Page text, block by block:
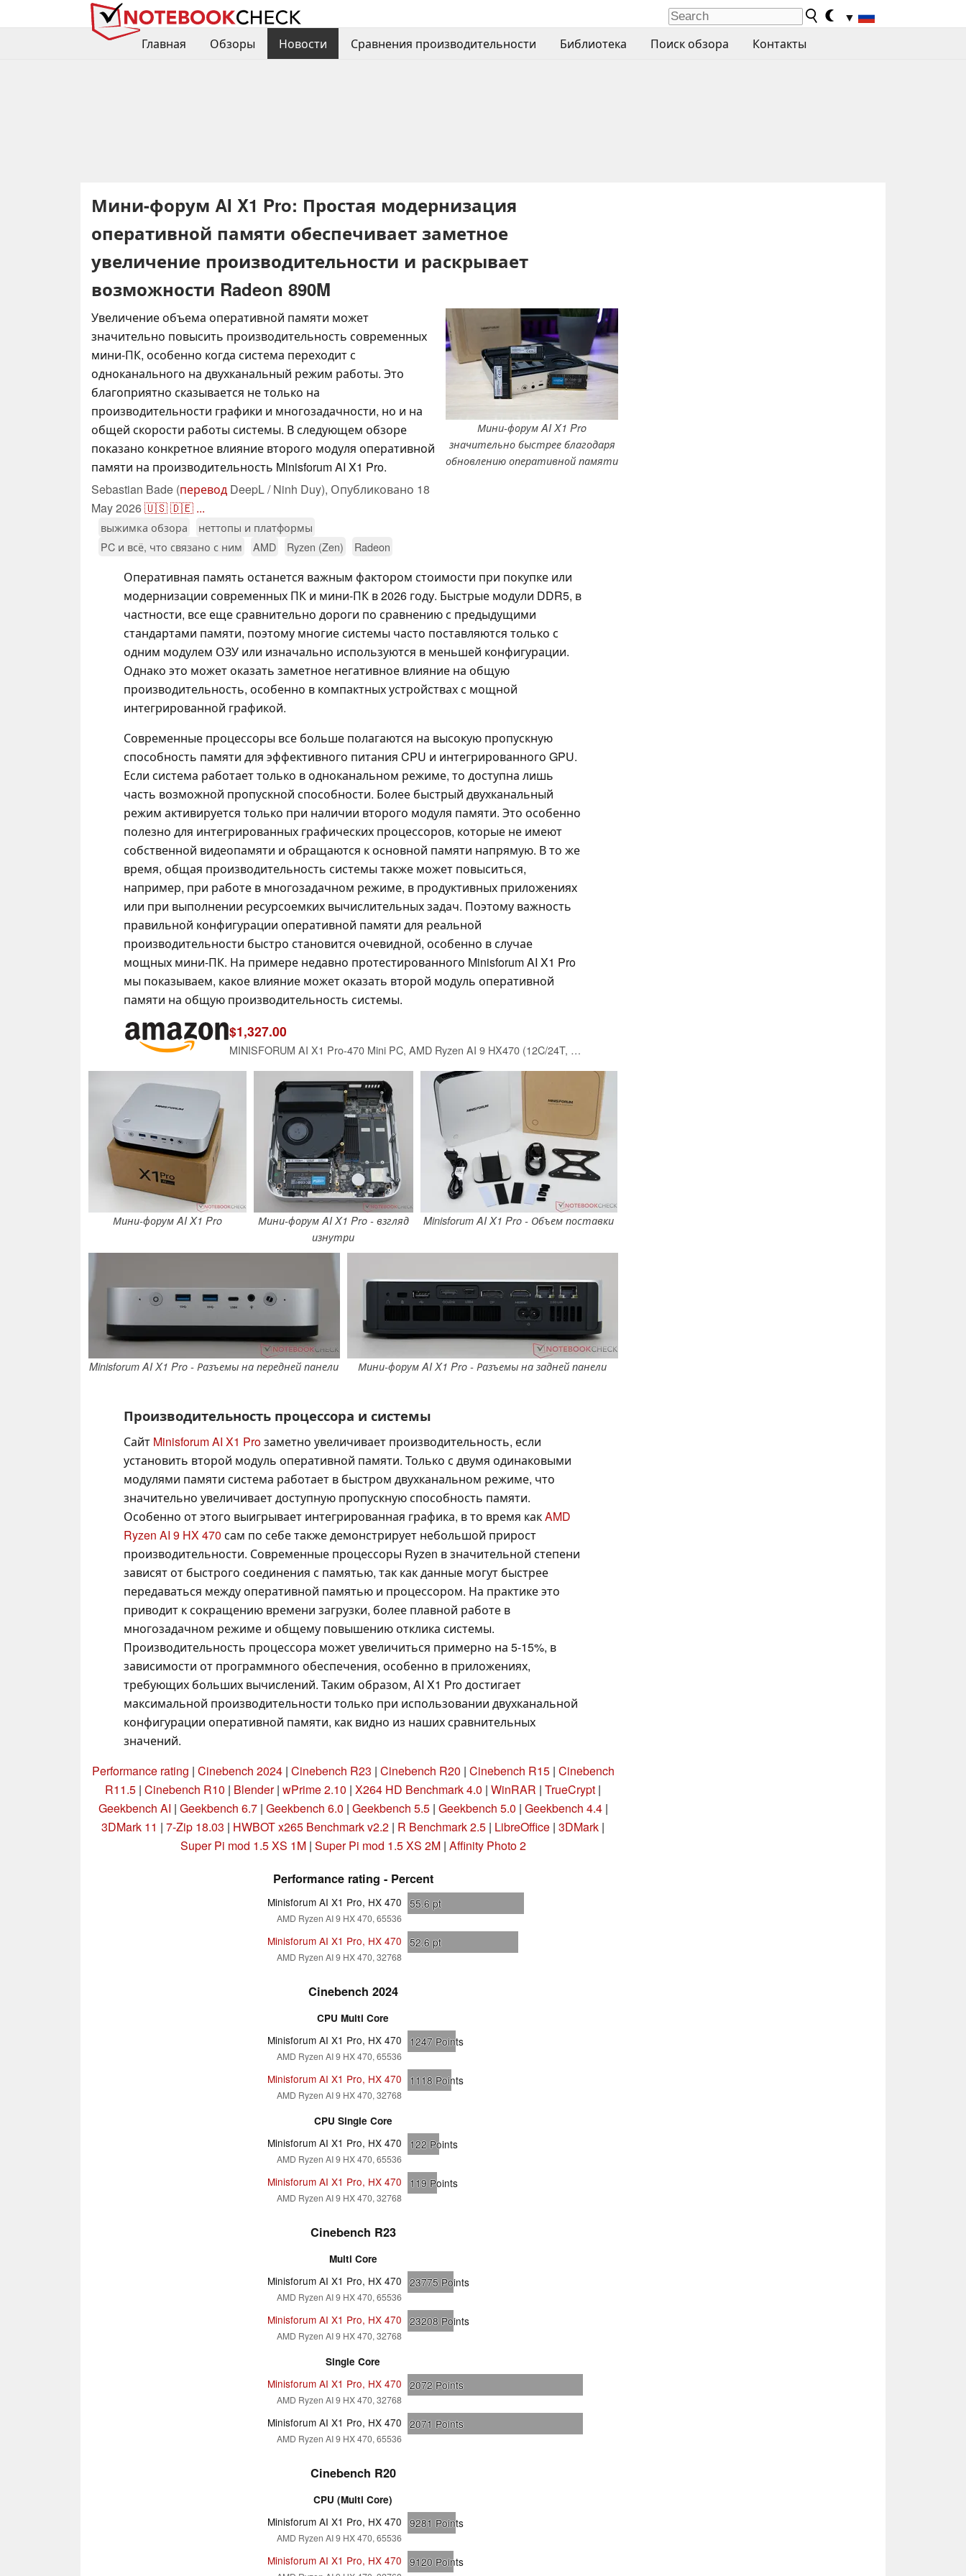
▼
Главная
Обзоры Новости Сравнения производительности Библиотека Поиск обзора Контакты
Мини-форум AI X1 Pro: Простая модернизация
оперативной памяти обеспечивает заметное
увеличение производительности и раскрывает
возможности Radeon 890M
Мини-форум AI X1 Pro
значительно быстрее благодаря
обновлению оперативной памяти
Увеличение объема оперативной памяти может
значительно повысить производительность современных
мини-ПК, особенно когда система переходит с
одноканального на двухканальный режим работы. Это
благоприятно сказывается не только на
производительности графики и многозадачности, но и на
общей скорости работы системы. В следующем обзоре
показано конкретное влияние второго модуля оперативной
памяти на производительность Minisforum AI X1 Pro.
Sebastian Bade (перевод DeepL / Ninh Duy), Опубликовано 18
May 2026🇺🇸🇩🇪 ...
выжимка обзора
неттопы и платформы
PC и всё, что связано с ним
AMD Ryzen (Zen) Radeon
Оперативная память останется важным фактором стоимости при покупке или
модернизации современных ПК и мини-ПК в 2026 году. Быстрые модули DDR5, в
частности, все еще сравнительно дороги по сравнению с предыдущими
стандартами памяти, поэтому многие системы часто поставляются только с
одним модулем ОЗУ или изначально используются в меньшей конфигурации.
Однако это может оказать заметное негативное влияние на общую
производительность, особенно в компактных устройствах с мощной
интегрированной графикой.
Современные процессоры все больше полагаются на высокую пропускную
способность памяти для эффективного питания CPU и интегрированного GPU.
Если система работает только в одноканальном режиме, то доступна лишь
часть возможной пропускной способности. Более быстрый двухканальный
режим активируется только при наличии второго модуля памяти. Это особенно
полезно для интегрированных графических процессоров, которые не имеют
собственной видеопамяти и обращаются к основной памяти напрямую. В то же
время, общая производительность системы также может повыситься,
например, при работе в многозадачном режиме, в продуктивных приложениях
или при выполнении ресурсоемких вычислительных задач. Поэтому важность
правильной конфигурации оперативной памяти для реальной
производительности быстро становится очевидной, особенно в случае
мощных мини-ПК. На примере недавно протестированного Minisforum AI X1 Pro
мы показываем, какое влияние может оказать второй модуль оперативной
памяти на общую производительность системы.
$1,327.00
MINISFORUM AI X1 Pro-470 Mini PC, AMD Ryzen AI 9 HX470 (12C/24T, up to 5.2 GHz), Radeon 890M, 32 GB DDR5 RAM, 1 TB PCIe 4.0 SSD, 4K Quad-Display, Dual 2,5G LAN, Wi-Fi 7, Bluetooth 5.4, OCuLink
Мини-форум AI X1 Pro
Мини-форум AI X1 Pro - взгляд
изнутри
Minisforum AI X1 Pro - Объем поставки
Minisforum AI X1 Pro - Разъемы на передней панели Мини-форум AI X1 Pro - Разъемы на задней панели
Производительность процессора и системы
Сайт Minisforum AI X1 Proзаметно увеличивает производительность, если
установить второй модуль оперативной памяти. Только с двумя одинаковыми
модулями памяти система работает в быстром двухканальном режиме, что
значительно увеличивает доступную пропускную способность памяти.
Особенно от этого выигрывает интегрированная графика, в то время какAMD
Ryzen AI 9 HX 470 сам по себе также демонстрирует небольшой прирост
производительности. Современные процессоры Ryzen в значительной степени
зависят от быстрого соединения с памятью, так как данные могут быстрее
передаваться между оперативной памятью и процессором. На практике это
приводит к сокращению времени загрузки, более плавной работе в
многозадачном режиме и общему повышению отклика системы.
Производительность процессора может увеличиться примерно на 5-15%, в
зависимости от программного обеспечения, особенно в приложениях,
требующих больших вычислений. Таким образом, AI X1 Pro достигает
максимальной производительности только при использовании двухканальной
конфигурации оперативной памяти, как видно из наших сравнительных
значений.
Performance rating | Cinebench 2024| Cinebench R23 | Cinebench R20 | Cinebench R15| Cinebench
R11.5 | Cinebench R10 | Blender| wPrime 2.10 | X264 HD Benchmark 4.0 | WinRAR | TrueCrypt |
Geekbench AI | Geekbench 6.7| Geekbench 6.0 | Geekbench 5.5| Geekbench 5.0 | Geekbench 4.4|
3DMark 11 | 7-Zip 18.03 | HWBOT x265 Benchmark v2.2 | R Benchmark 2.5 | LibreOffice | 3DMark |
Super Pi mod 1.5 XS 1M| Super Pi mod 1.5 XS 2M| Affinity Photo 2
Performance rating - Percent
Minisforum AI X1 Pro, HX 470
AMD Ryzen AI 9 HX 470, 65536
55.6 pt
Minisforum AI X1 Pro, HX 470
AMD Ryzen AI 9 HX 470, 32768
52.6 pt
Cinebench 2024
CPU Multi Core
Minisforum AI X1 Pro, HX 470
AMD Ryzen AI 9 HX 470, 65536
1247 Points
Minisforum AI X1 Pro, HX 470
AMD Ryzen AI 9 HX 470, 32768
1118 Points
CPU Single Core
Minisforum AI X1 Pro, HX 470
AMD Ryzen AI 9 HX 470, 65536
122 Points
Minisforum AI X1 Pro, HX 470
AMD Ryzen AI 9 HX 470, 32768
119 Points
Cinebench R23
Multi Core
Minisforum AI X1 Pro, HX 470
AMD Ryzen AI 9 HX 470, 65536
23775 Points
Minisforum AI X1 Pro, HX 470
AMD Ryzen AI 9 HX 470, 32768
23208 Points
Single Core
Minisforum AI X1 Pro, HX 470
AMD Ryzen AI 9 HX 470, 32768
2072 Points
Minisforum AI X1 Pro, HX 470
AMD Ryzen AI 9 HX 470, 65536
2071 Points
Cinebench R20
CPU (Multi Core)
Minisforum AI X1 Pro, HX 470
AMD Ryzen AI 9 HX 470, 65536
9281 Points
Minisforum AI X1 Pro, HX 470 9120 Points